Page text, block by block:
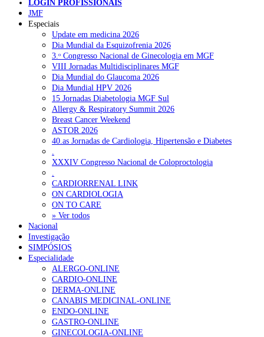
NOTÍCIAS RECENTES
Quase 11.900 jovens recorreram aos cheques psicólogo e
nutricionista no primeiro mês 7 de Agosto, 2026
ULS de Coimbra estreia cirurgia endoscópica do ouvido com
apoio robótico em Portugal 7 de Agosto, 2026
Enfermeiros exigem esclarecimentos sobre eventual gestão
privada da ULS do Algarve
Ordem dos Médicos alerta para riscos no novo sistema de acesso
a consultas e cirurgias 7 de Agosto, 2026
Portugal está a formar os médicos de que precisa?
2026
NOTÍCIAS MAIS LIDAS
Enfermagem Forense. “Da urgência ao tribunal, cada
gesto conta e cada profissional faz a diferença”
203 visualizações
LOGIN PROFISSIONAIS
JMF
Especiais
Update em medicina 2026
Dia Mundial da Esquizofrenia 2026
3.ᵒ Congresso Nacional de Ginecologia em MGF
VIII Jornadas Multidisciplinares MGF
Dia Mundial do Glaucoma 2026
Dia Mundial HPV 2026
15 Jornadas Diabetologia MGF Sul
Allergy & Respiratory Summit 2026
Breast Cancer Weekend
ASTOR 2026
40.as Jornadas de Cardiologia, Hipertensão e Diabetes
.
XXXIV Congresso Nacional de Coloproctologia
.
CARDIORRENAL LINK
ON CARDIOLOGIA
ON TO CARE
» Ver todos
Nacional
Investigação
SIMPÓSIOS
Especialidade
ALERGO-ONLINE
CARDIO-ONLINE
DERMA-ONLINE
CANABIS MEDICINAL-ONLINE
ENDO-ONLINE
GASTRO-ONLINE
GINECOLOGIA-ONLINE